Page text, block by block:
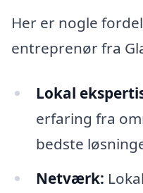
Her er nogle
entreprenør fra
Lokal
erfaring fra
bedste
Netværk: